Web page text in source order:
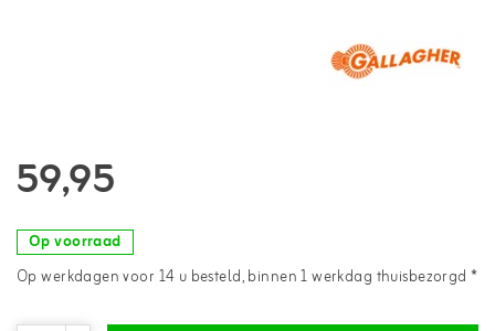
59,95
Op voorraad
Op werkdagen voor 14 u besteld, binnen 1 werkdag thuisbezorgd *